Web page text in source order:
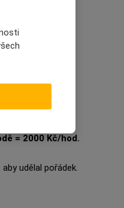
= 2000 Kč/hod.
udělal pořádek.